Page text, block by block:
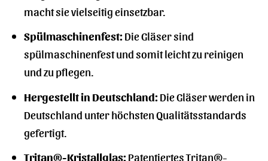
macht sie vielseitig einsetzbar.
Spülmaschinenfest:Die Gläser sind
spülmaschinenfest und somit leicht zu reinigen
und zu pflegen.
Hergestellt in Deutschland:Die Gläser werden in
Deutschland unter höchsten Qualitätsstandards
gefertigt.
Tritan®-Kristallglas:Patentiertes Tritan®-